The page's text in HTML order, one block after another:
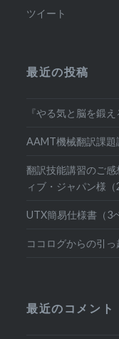
ツイート
最近の投稿
『やる気と脳を鍛
AAMT機械翻訳課
翻訳技能講習のご
ィブ・ジャパン様（
UTX簡易仕様書（3
ココログからの引
最近のコメント